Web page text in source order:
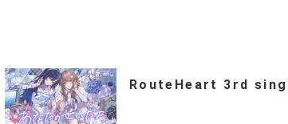
RouteHeart 3rd